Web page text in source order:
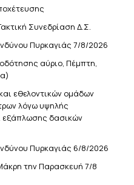
Συνεδρίαση Δ.Σ.
Πυρκαγιάς 7/8/2026
αύριο, Πέμπτη,
εθελοντικών ομάδων
λόγω υψηλής
εξάπλωσης δασικών
Πυρκαγιάς 6/8/2026
την Παρασκευή 7/8